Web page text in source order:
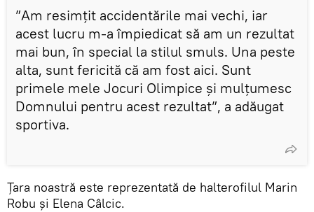
”Am resimțit accidentările mai vechi, iar
acest lucru m-a împiedicat să am un rezultat
mai bun, în special la stilul smuls. Una peste
alta, sunt fericită că am fost aici. Sunt
primele mele Jocuri Olimpice și mulțumesc
Domnului pentru acest rezultat”, a adăugat
sportiva.
Țara noastră este reprezentată de halterofilul Marin
Robu și Elena Câlcic.